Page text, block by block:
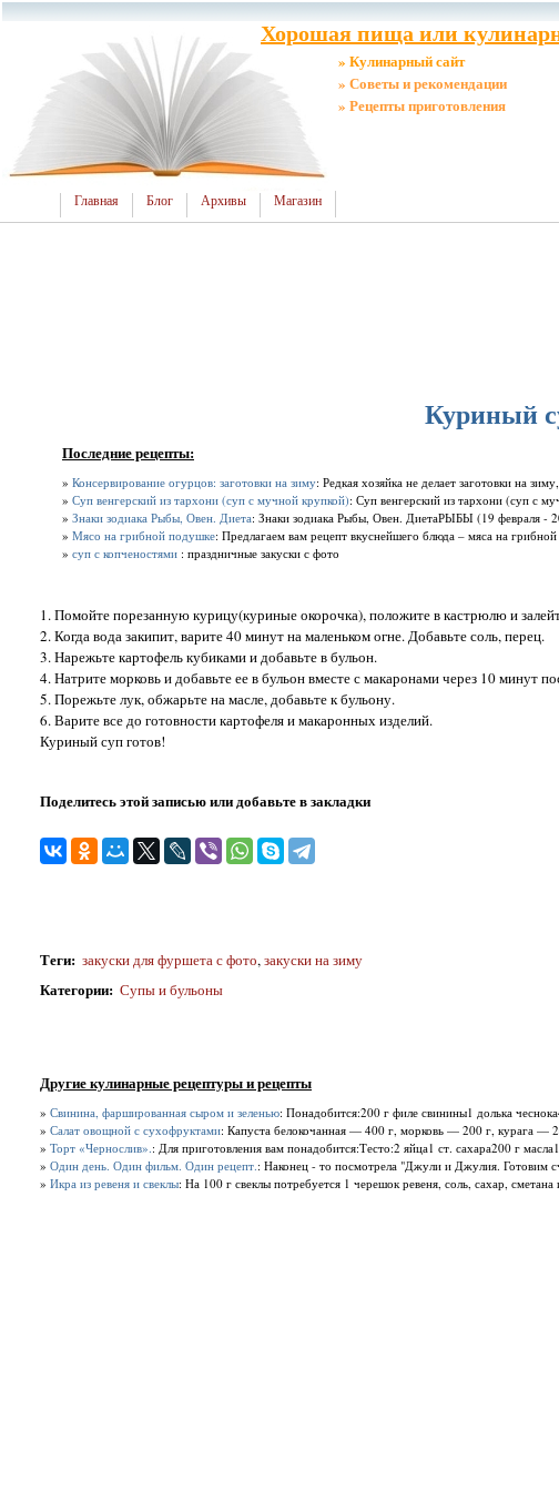
Хорошая пища или
» Кулинарный сайт
» Советы и рекомендации
» Рецепты приготовления
Главная Блог Архивы Магазин
Куриный
Последние рецепты:
» Консервирование огурцов: заготовки на зиму: Редкая хозяйка не делает заготовки на
» Суп венгерский из тархони (суп с мучной крупкой): Суп венгерский из тархони (суп с
» Знаки зодиака Рыбы, Овен. Диета: Знаки зодиака Рыбы, Овен. ДиетаРЫБЫ (19 февраля -
» Мясо на грибной подушке: Предлагаем вам рецепт вкуснейшего блюда – мяса на
» суп с копченостями : праздничные закуски с фото
1. Помойте порезанную курицу(куриные окорочка), положите в кастрюлю и
2. Когда вода закипит, варите 40 минут на маленьком огне. Добавьте соль, перец.
3. Нарежьте картофель кубиками и добавьте в бульон.
4. Натрите морковь и добавьте ее в бульон вместе с макаронами через 10 минут
5. Порежьте лук, обжарьте на масле, добавьте к бульону.
6. Варите все до готовности картофеля и макаронных изделий.
Куриный суп готов!
Поделитесь этой записью или добавьте в закладки
Теги: закуски для фуршета с фото,закуски на зиму
Категории: Супы и бульоны
Другие кулинарные рецептуры и рецепты
» Свинина, фаршированная сыром и зеленью: Понадобится:200 г филе свинины1 долька
» Салат овощной с сухофруктами: Капуста белокочанная — 400 г, морковь — 200 г, курага —
» Торт «Чернослив». : Для приготовления вам понадобится:Тесто:2 яйца1 ст. сахара200 г
» Один день. Один фильм. Один рецепт. : Наконец - то посмотрела "Джули и Джулия. Готовим
» Икра из ревеня и свеклы: На 100 г свеклы потребуется 1 черешок ревеня, соль, сахар,